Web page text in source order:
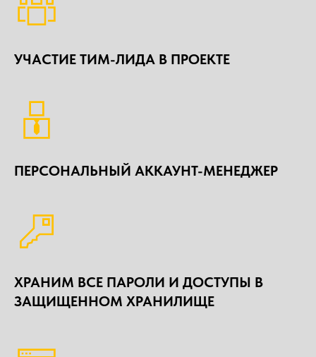
УЧАСТИЕ ТИМ-ЛИДА В ПРОЕКТЕ
ПЕРСОНАЛЬНЫЙ АККАУНТ-МЕНЕДЖЕР
ХРАНИМ ВСЕ ПАРОЛИ И ДОСТУПЫ В
ЗАЩИЩЕННОМ ХРАНИЛИЩЕ